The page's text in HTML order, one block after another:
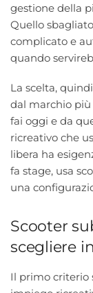
gestione della
Quello
complicato e
quando
La scelta,
dal marchio
fai oggi e da
ricreativo che
libera ha
fa stage, usa
una
Scooter
scegliere
Il primo criterio